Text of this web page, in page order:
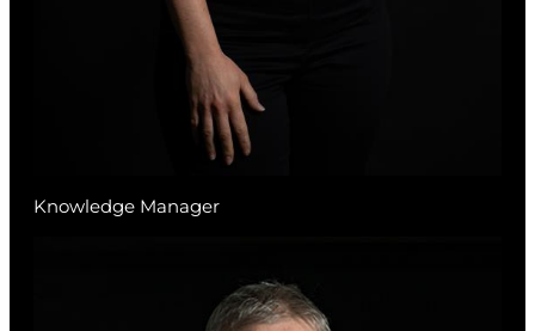
Knowledge Manager